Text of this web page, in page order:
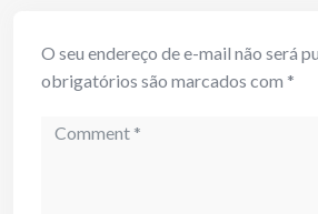
O seu endereço de e-mail não será
obrigatórios são marcados com *
Comment